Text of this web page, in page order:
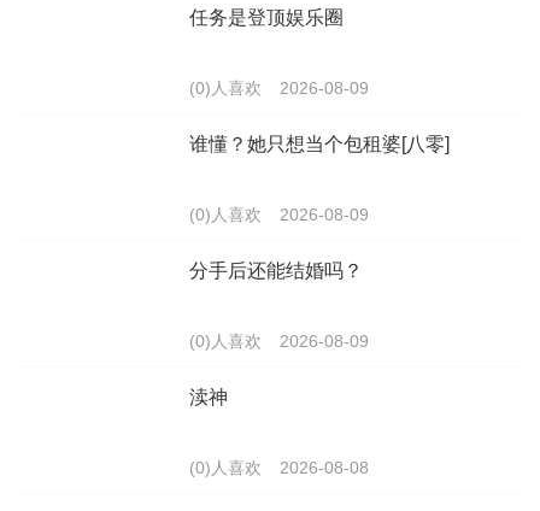
任务是登顶娱乐圈
(0)人喜欢 2026-08-09
谁懂？她只想当个包租婆[八零]
(0)人喜欢 2026-08-09
分手后还能结婚吗？
(0)人喜欢 2026-08-09
渎神
(0)人喜欢 2026-08-08